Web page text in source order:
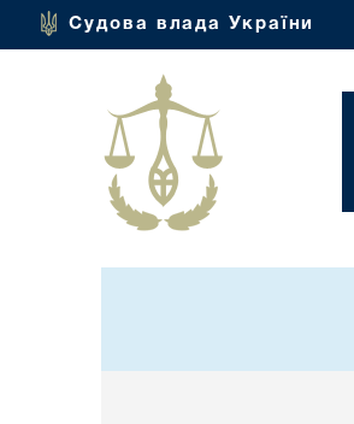
Судова влада України